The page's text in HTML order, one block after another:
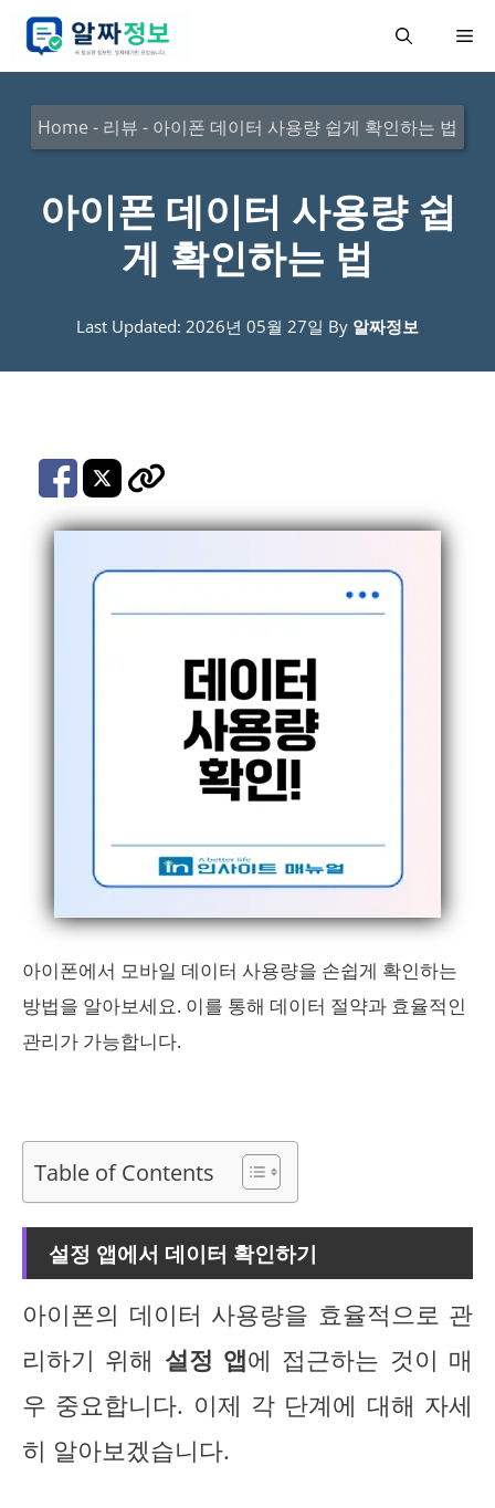
메
Home - 리뷰 - 아이폰 데이터 사용량 쉽게 확인하는 법
아이폰 데이터 사용량 쉽
게 확인하는 법
Last Updated: 2026년 05월 27일 By 알짜정보
아이폰에서 모바일 데이터 사용량을 손쉽게 확인하는
방법을 알아보세요. 이를 통해 데이터 절약과 효율적인
관리가 가능합니다.
Table of Contents
설정 앱에서 데이터 확인하기
아이폰의 데이터 사용량을 효율적으로 관
리하기 위해 설정 앱에 접근하는 것이 매
우 중요합니다. 이제 각 단계에 대해 자세
히 알아보겠습니다.